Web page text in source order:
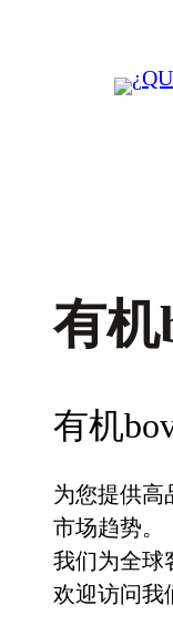
有机
有机
为您提供高
市场趋势。
我们为全球
欢迎访问我